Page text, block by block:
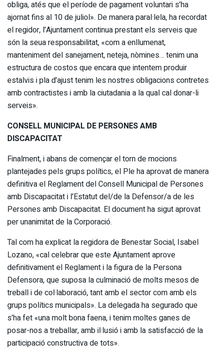
obliga, atés que el període de pagament voluntari s’ha
ajornat fins al 10 de juliol». De manera paral·lela, ha recordat
el regidor, l’Ajuntament continua prestant els serveis que
són la seua responsabilitat, «com a enllumenat,
manteniment del sanejament, neteja, nòmines… tenim una
estructura de costos que encara que intentem produir
estalvis i pla d’ajust tenim les nostres obligacions contretes
amb contractistes i amb la ciutadania a la qual cal donar-li
serveis».
CONSELL MUNICIPAL DE PERSONES AMB
DISCAPACITAT
Finalment, i abans de començar el torn de mocions
plantejades pels grups polítics, el Ple ha aprovat de manera
definitiva el Reglament del Consell Municipal de Persones
amb Discapacitat i l’Estatut del/de la Defensor/a de les
Persones amb Discapacitat. El document ha sigut aprovat
per unanimitat de la Corporació.
Tal com ha explicat la regidora de Benestar Social, Isabel
Lozano, «cal celebrar que este Ajuntament aprove
definitivament el Reglament i la figura de la Persona
Defensora, que suposa la culminació de molts mesos de
treball i de col·laboració, tant amb el sector com amb els
grups polítics municipals». La delegada ha segurado que
s’ha fet «una molt bona faena, i tenim moltes ganes de
posar-nos a treballar, amb il·lusió i amb la satisfacció de la
participació constructiva de tots».